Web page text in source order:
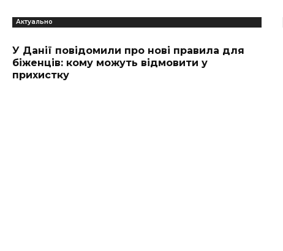
Актуально
У Данії повідомили про нові правила для
біженців: кому можуть відмовити у
прихистку